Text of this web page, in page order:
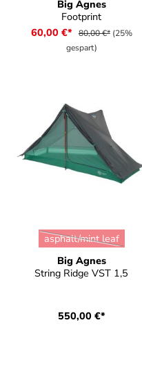
Big Agnes
Footprint
60,00 €* 80,00 €* (25%
gespart)
Big Agnes
String Ridge VST 1,5
Farbeauswählen
asphalt/mint leaf
(Diese Option
550,00 €*